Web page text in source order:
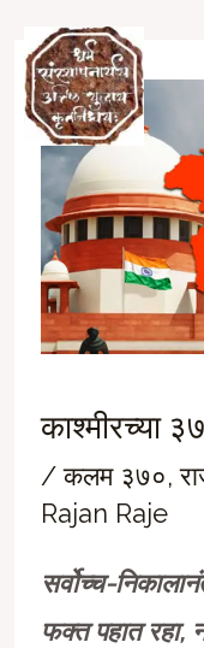
content
काश्मीरच्या
/कलम ३७०,
Rajan Raje
सर्वोच्च-
फक्त पहात रहा,